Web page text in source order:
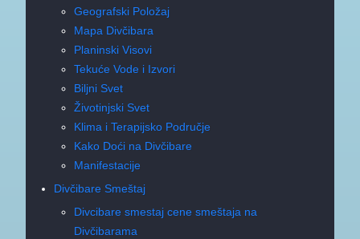
Geografski Položaj
Mapa Divčibara
Planinski Visovi
Tekuće Vode i Izvori
Biljni Svet
Životinjski Svet
Klima i Terapijsko Područje
Kako Doći na Divčibare
Manifestacije
Divčibare Smeštaj
Divcibare smestaj cene smeštaja na
Divčibarama